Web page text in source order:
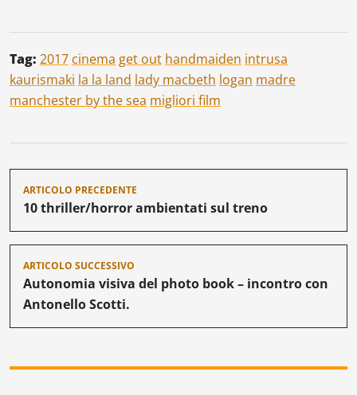
Tag: 2017 cinema get out handmaiden intrusa
kaurismaki la la land lady macbeth logan madre
manchester by the sea migliori film
Navigazione
articoli
ARTICOLO PRECEDENTE
10 thriller/horror ambientati sul treno
ARTICOLO SUCCESSIVO
Autonomia visiva del photo book – incontro con
Antonello Scotti.